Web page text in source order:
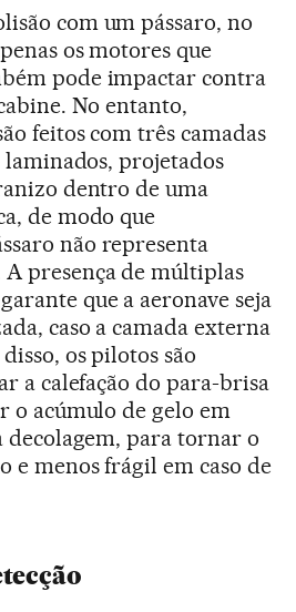
com um pássaro, no
os motores que
pode impactar contra
No entanto,
feitos com três camadas
projetados
dentro de uma
de modo que
não representa
presença de múltiplas
que a aeronave seja
caso a camada externa
os pilotos são
a calefação do para-brisa
o acúmulo de gelo em
decolagem, para tornar o
e menos frágil em caso de